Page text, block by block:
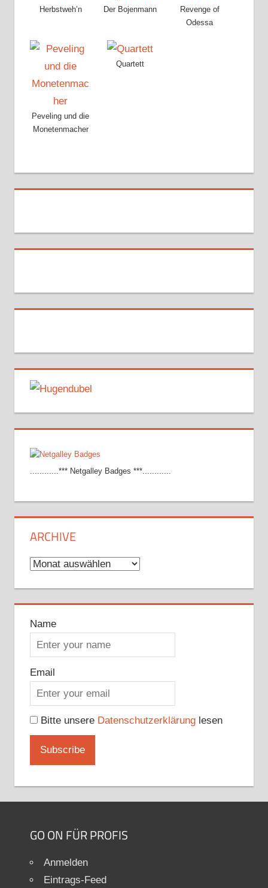
Herbstweh’n Der Bojenmann
Revenge of
Odessa
Peveling und die
Monetenmacher
Quartett
............*** Netgalley Badges ***............
ARCHIVE
Archive
Name
Email
Bitte unsere Datenschutzerklärunglesen
GO ON FÜR PROFIS
Anmelden
Eintrags-Feed